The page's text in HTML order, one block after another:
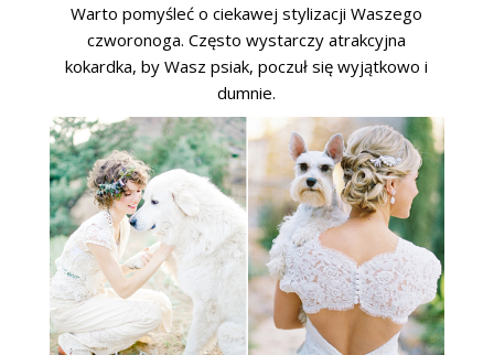
Warto pomyśleć o ciekawej stylizacji Waszego
czworonoga. Często wystarczy atrakcyjna
kokardka, by Wasz psiak, poczuł się wyjątkowo i
dumnie.